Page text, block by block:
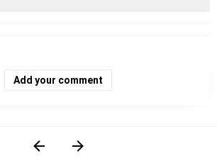
Add your comment